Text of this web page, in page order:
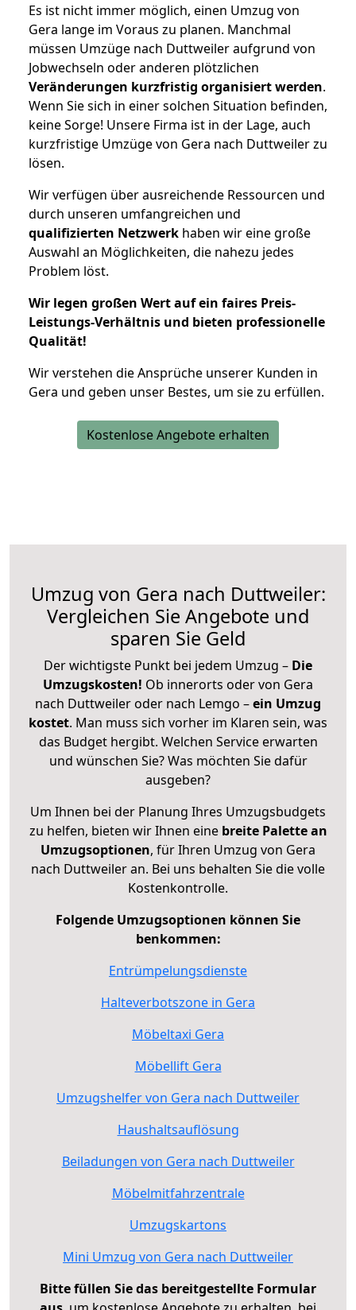
Es ist nicht immer möglich, einen Umzug von
Gera lange im Voraus zu planen. Manchmal
müssen Umzüge nach Duttweiler aufgrund von
Jobwechseln oder anderen plötzlichen
Veränderungen kurzfristig organisiert werden.
Wenn Sie sich in einer solchen Situation befinden,
keine Sorge! Unsere Firma ist in der Lage, auch
kurzfristige Umzüge von Gera nach Duttweiler zu
lösen.
Wir verfügen über ausreichende Ressourcen und
durch unseren umfangreichen und
qualifizierten Netzwerk haben wir eine große
Auswahl an Möglichkeiten, die nahezu jedes
Problem löst.
Wir legen großen Wert auf ein faires Preis-
Leistungs-Verhältnis und bieten professionelle
Qualität!
Wir verstehen die Ansprüche unserer Kunden in
Gera und geben unser Bestes, um sie zu erfüllen.
Kostenlose Angebote erhalten
Umzug von Gera nach Duttweiler:
Vergleichen Sie Angebote und
sparen Sie Geld
Der wichtigste Punkt bei jedem Umzug – Die
Umzugskosten! Ob innerorts oder von Gera
nach Duttweiler oder nach Lemgo –ein Umzug
kostet. Man muss sich vorher im Klaren sein, was
das Budget hergibt. Welchen Service erwarten
und wünschen Sie? Was möchten Sie dafür
ausgeben?
Um Ihnen bei der Planung Ihres Umzugsbudgets
zu helfen, bieten wir Ihnen eine breite Palette an
Umzugsoptionen, für Ihren Umzug von Gera
nach Duttweiler an. Bei uns behalten Sie die volle
Kostenkontrolle.
Folgende Umzugsoptionen können Sie
benkommen:
Entrümpelungsdienste
Halteverbotszone in Gera
Möbeltaxi Gera
Möbellift Gera
Umzugshelfer von Gera nach Duttweiler
Haushaltsauflösung
Beiladungen von Gera nach Duttweiler
Möbelmitfahrzentrale
Umzugskartons
Mini Umzug von Gera nach Duttweiler
Bitte füllen Sie das bereitgestellte Formular